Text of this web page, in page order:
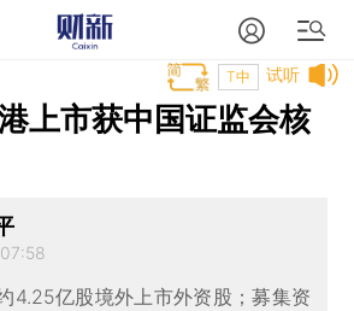
试听
T中
上市获中国证监会核
4.25亿股境外上市外资股；募集资